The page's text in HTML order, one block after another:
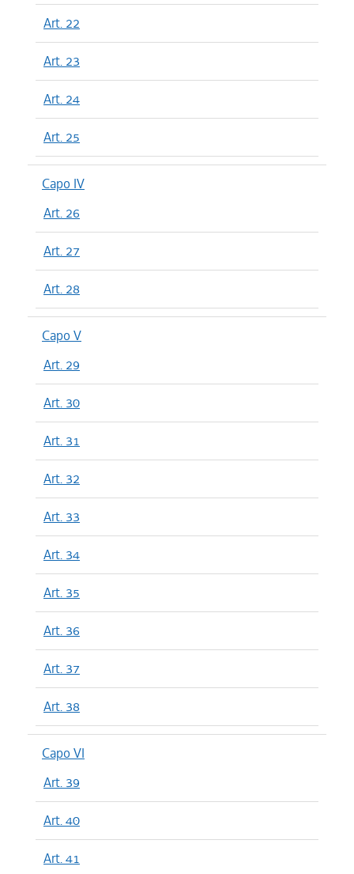
Art. 22
Art. 23
Art. 24
Art. 25
Capo IV
Art. 26
Art. 27
Art. 28
Capo V
Art. 29
Art. 30
Art. 31
Art. 32
Art. 33
Art. 34
Art. 35
Art. 36
Art. 37
Art. 38
Capo VI
Art. 39
Art. 40
Art. 41